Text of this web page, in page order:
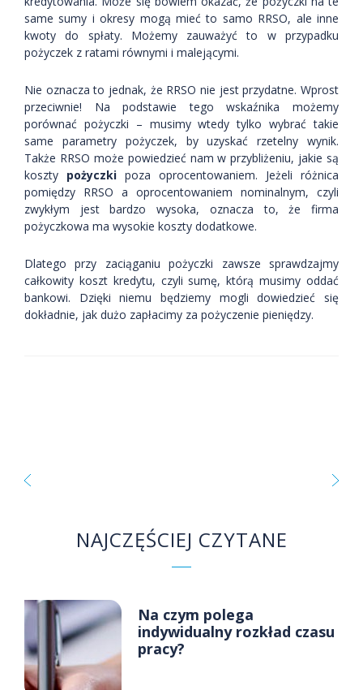
same sumy i okresy mogą mieć to samo RRSO, ale inne
kwoty do spłaty. Możemy zauważyć to w przypadku
pożyczek z ratami równymi i malejącymi.
Nie oznacza to jednak, że RRSO nie jest przydatne. Wprost
przeciwnie! Na podstawie tego wskaźnika możemy
porównać pożyczki – musimy wtedy tylko wybrać takie
same parametry pożyczek, by uzyskać rzetelny wynik.
Także RRSO może powiedzieć nam w przybliżeniu, jakie są
koszty pożyczki poza oprocentowaniem. Jeżeli różnica
pomiędzy RRSO a oprocentowaniem nominalnym, czyli
zwykłym jest bardzo wysoka, oznacza to, że firma
pożyczkowa ma wysokie koszty dodatkowe.
Dlatego przy zaciąganiu pożyczki zawsze sprawdzajmy
całkowity koszt kredytu, czyli sumę, którą musimy oddać
bankowi. Dzięki niemu będziemy mogli dowiedzieć się
dokładnie, jak dużo zapłacimy za pożyczenie pieniędzy.
NAJCZĘŚCIEJ CZYTANE
Na czym polega
indywidualny rozkład czasu
pracy?